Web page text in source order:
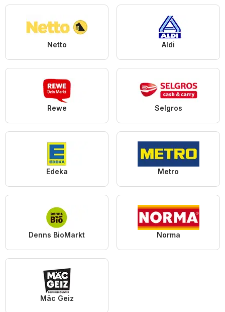
Netto Aldi
Rewe Selgros
Edeka Metro
Denns BioMarkt Norma
Mäc Geiz